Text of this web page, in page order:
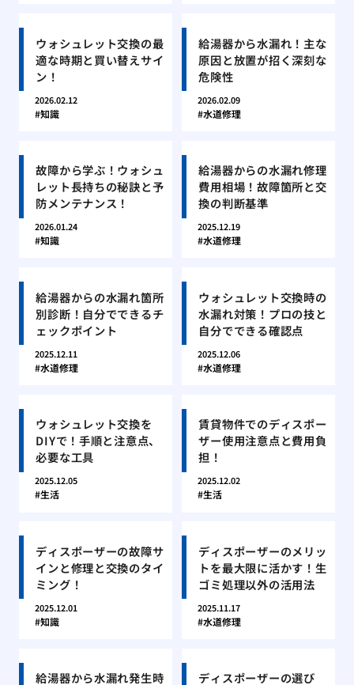
ウォシュレット交換の最
適な時期と買い替えサイ
ン！
2026.02.12
知識
給湯器から水漏れ！主な
原因と放置が招く深刻な
危険性
2026.02.09
水道修理
故障から学ぶ！ウォシュ
レット長持ちの秘訣と予
防メンテナンス！
2026.01.24
知識
給湯器からの水漏れ修理
費用相場！故障箇所と交
換の判断基準
2025.12.19
水道修理
給湯器からの水漏れ箇所
別診断！自分でできるチ
ェックポイント
2025.12.11
水道修理
ウォシュレット交換時の
水漏れ対策！プロの技と
自分でできる確認点
2025.12.06
水道修理
ウォシュレット交換を
DIYで！手順と注意点、
必要な工具
2025.12.05
生活
賃貸物件でのディスポー
ザー使用注意点と費用負
担！
2025.12.02
生活
ディスポーザーの故障サ
インと修理と交換のタイ
ミング！
2025.12.01
知識
ディスポーザーのメリッ
トを最大限に活かす！生
ゴミ処理以外の活用法
2025.11.17
水道修理
給湯器から水漏れ発生時
ディスポーザーの選び